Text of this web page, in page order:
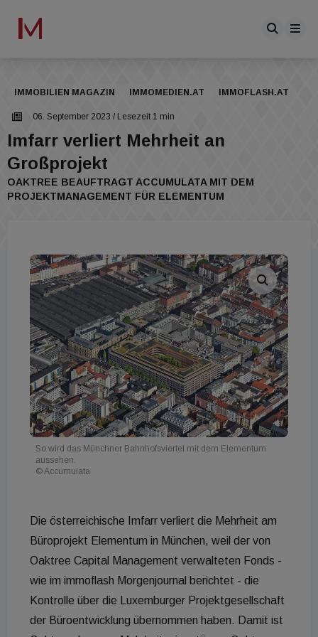
IMMOBILIEN MAGAZIN IMMOMEDIEN.AT IMMOFLASH.AT
06. September 2023 / Lesezeit 1 min
Imfarr verliert Mehrheit an
Großprojekt
OAKTREE BEAUFTRAGT ACCUMULATA MIT DEM
PROJEKTMANAGEMENT FÜR ELEMENTUM
So wird das Münchner Bahnhofsviertel mit dem Elementum
aussehen.
© Accumulata
Die österreichische Imfarr verliert die Mehrheit am
Büroprojekt Elementum in München, weil der von
Oaktree Capital Management verwalteten Fonds -
wie im immoflash Morgenjournal berichtet - die
Kontrolle über die Luxemburger Projektgesellschaft
der Büroentwicklung übernommen haben. Damit ist